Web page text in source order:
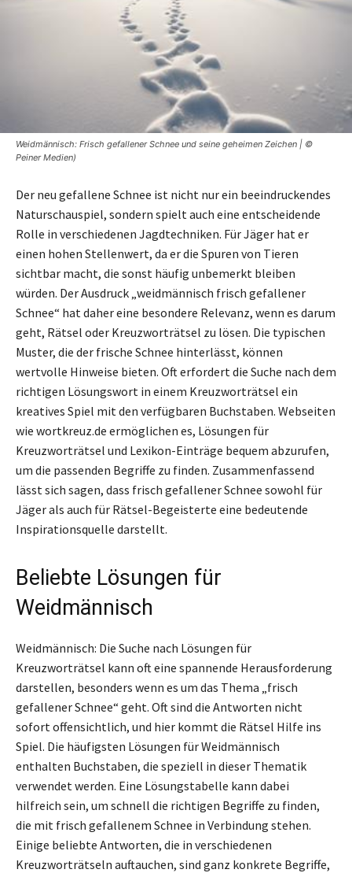
Weidmännisch: Frisch gefallener Schnee und seine geheimen Zeichen | ©
Peiner Medien)
Der neu gefallene Schnee ist nicht nur ein beeindruckendes
Naturschauspiel, sondern spielt auch eine entscheidende
Rolle in verschiedenen Jagdtechniken. Für Jäger hat er
einen hohen Stellenwert, da er die Spuren von Tieren
sichtbar macht, die sonst häufig unbemerkt bleiben
würden. Der Ausdruck „weidmännisch frisch gefallener
Schnee“ hat daher eine besondere Relevanz, wenn es darum
geht, Rätsel oder Kreuzworträtsel zu lösen. Die typischen
Muster, die der frische Schnee hinterlässt, können
wertvolle Hinweise bieten. Oft erfordert die Suche nach dem
richtigen Lösungswort in einem Kreuzworträtsel ein
kreatives Spiel mit den verfügbaren Buchstaben. Webseiten
wie wortkreuz.de ermöglichen es, Lösungen für
Kreuzworträtsel und Lexikon-Einträge bequem abzurufen,
um die passenden Begriffe zu finden. Zusammenfassend
lässt sich sagen, dass frisch gefallener Schnee sowohl für
Jäger als auch für Rätsel-Begeisterte eine bedeutende
Inspirationsquelle darstellt.
Beliebte Lösungen für
Weidmännisch
Weidmännisch: Die Suche nach Lösungen für
Kreuzworträtsel kann oft eine spannende Herausforderung
darstellen, besonders wenn es um das Thema „frisch
gefallener Schnee“ geht. Oft sind die Antworten nicht
sofort offensichtlich, und hier kommt die Rätsel Hilfe ins
Spiel. Die häufigsten Lösungen für Weidmännisch
enthalten Buchstaben, die speziell in dieser Thematik
verwendet werden. Eine Lösungstabelle kann dabei
hilfreich sein, um schnell die richtigen Begriffe zu finden,
die mit frisch gefallenem Schnee in Verbindung stehen.
Einige beliebte Antworten, die in verschiedenen
Kreuzworträtseln auftauchen, sind ganz konkrete Begriffe,